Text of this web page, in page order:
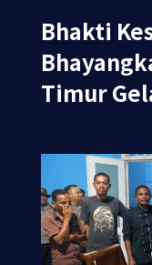
Bhakti
Timur